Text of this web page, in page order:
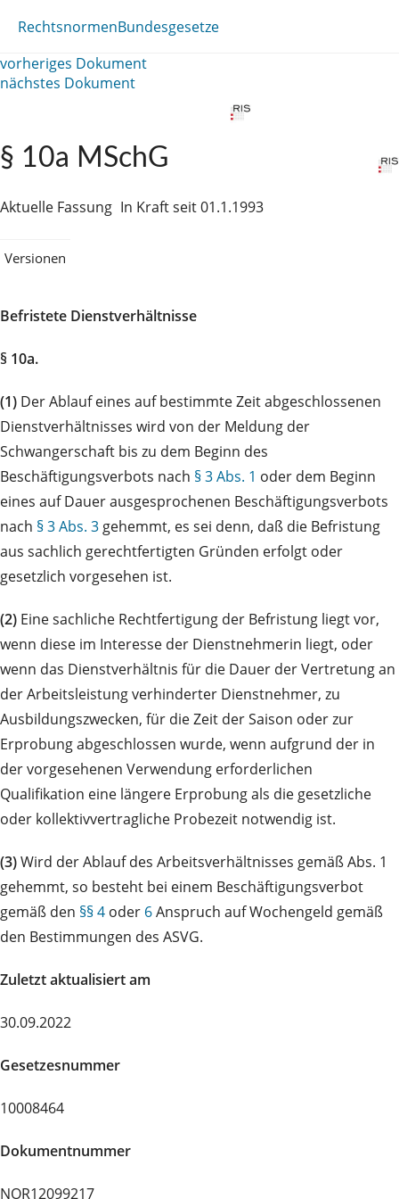
RechtsnormenBundesgesetze
vorheriges Dokument
nächstes Dokument
§ 10a MSchG
Aktuelle Fassung In Kraft seit 01.1.1993
Versionen
Befristete Dienstverhältnisse
§ 10a.
(1) Der Ablauf eines auf bestimmte Zeit abgeschlossenen
Dienstverhältnisses wird von der Meldung der
Schwangerschaft bis zu dem Beginn des
Beschäftigungsverbots nach § 3 Abs. 1 oder dem Beginn
eines auf Dauer ausgesprochenen Beschäftigungsverbots
nach § 3 Abs. 3 gehemmt, es sei denn, daß die Befristung
aus sachlich gerechtfertigten Gründen erfolgt oder
gesetzlich vorgesehen ist.
(2) Eine sachliche Rechtfertigung der Befristung liegt vor,
wenn diese im Interesse der Dienstnehmerin liegt, oder
wenn das Dienstverhältnis für die Dauer der Vertretung an
der Arbeitsleistung verhinderter Dienstnehmer, zu
Ausbildungszwecken, für die Zeit der Saison oder zur
Erprobung abgeschlossen wurde, wenn aufgrund der in
der vorgesehenen Verwendung erforderlichen
Qualifikation eine längere Erprobung als die gesetzliche
oder kollektivvertragliche Probezeit notwendig ist.
(3)Wird der Ablauf des Arbeitsverhältnisses gemäß Abs. 1
gehemmt, so besteht bei einem Beschäftigungsverbot
gemäß den §§ 4 oder 6Anspruch auf Wochengeld gemäß
den Bestimmungen des ASVG.
Zuletzt aktualisiert am
30.09.2022
Gesetzesnummer
10008464
Dokumentnummer
NOR12099217